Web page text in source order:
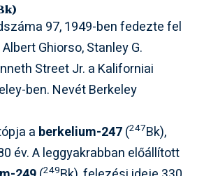
97, 1949-ben fedezte fel
Ghiorso, Stanley G.
Street Jr. a Kaliforniai
ben. Nevét Berkeley
a berkelium-247(247Bk),
év. A leggyakrabban előállított
249